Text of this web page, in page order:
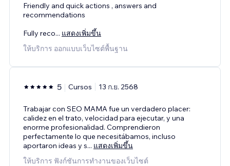
Friendly and quick actions , answers and
recommendations
Fully reco... แสดงเพิ่มขึ้น
ให้บริการ ออกแบบเว็บไซต์พื้นฐาน
5 Cursos 13 ก.ย. 2568
Trabajar con SEO MAMA fue un verdadero placer:
calidez en el trato, velocidad para ejecutar, y una
enorme profesionalidad. Comprendieron
perfectamente lo que necesitábamos, incluso
aportaron ideas y s... แสดงเพิ่มขึ้น
ให้บริการ ฟังก์ชันการทำงานของเว็บไซต์